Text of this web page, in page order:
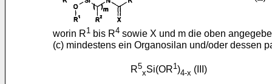
worin R1 bis R4 sowie X und m die oben
(c) mindestens ein Organosilan und/oder dessen
R5
xSi(OR1)4-x (III)